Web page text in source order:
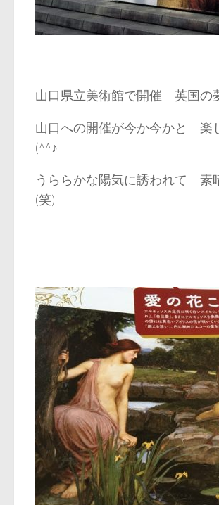
山口県立美術館で開催 英国
山口への開催が今か今かと
(^^♪
うららかな陽気に誘われて
(笑)